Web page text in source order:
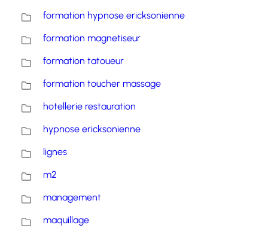
formation hypnose ericksonienne
formation magnetiseur
formation tatoueur
formation toucher massage
hotellerie restauration
hypnose ericksonienne
lignes
m2
management
maquillage